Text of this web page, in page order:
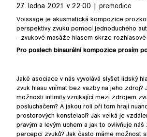
27. ledna 2021 v 22:00 | premedice
Voissage je akusmatická kompozice
perspektivy zvuku pomocí jednoduchého
- zvukové masáže hlasem skrze rozhlasové
Pro poslech binaurální kompozice prosím
Jaké asociace v nás vyvolává slyšet lidský
zvuk hlasu vnímat bez vazby na jeho zdroj?
možnosti intimity vznikající mezi zdrojem
posluchačem? A jakou roli při tom hrají
prostorových konstelací? Jak velká je
pravým a levým uchem a jak to ovlivňuje
percepci zvuků? Jak často máme možnost